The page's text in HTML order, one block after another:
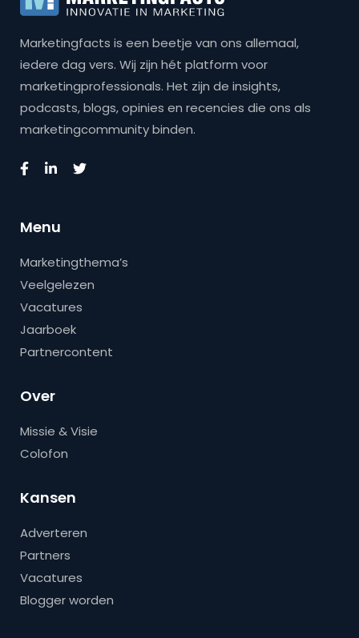
Marketingfacts is een beetje van ons allemaal,
iedere dag vers. Wij zijn hét platform voor
marketingprofessionals. Het zijn de insights,
podcasts, blogs, opinies en recencies die ons als
marketingcommunity binden.
Menu
Marketingthema’s
Veelgelezen
Vacatures
Jaarboek
Partnercontent
Over
Missie & Visie
Colofon
Kansen
Adverteren
Partners
Vacatures
Blogger worden